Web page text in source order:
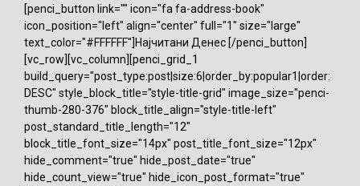
[penci_button link="" icon="fa fa-address-book"
icon_position="left" align="center" full="1" size="large"
text_color="#FFFFFF"]Најчитани Денес [/penci_button]
[vc_row][vc_column][penci_grid_1
build_query="post_type:post|size:6|order_by:popular1|order:
DESC" style_block_title="style-title-grid" image_size="penci-
thumb-280-376" block_title_align="style-title-left"
post_standard_title_length="12"
block_title_font_size="14px" post_title_font_size="12px"
hide_comment="true" hide_post_date="true"
hide_count_view="true" hide_icon_post_format="true"